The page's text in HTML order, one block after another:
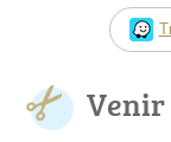
Venir